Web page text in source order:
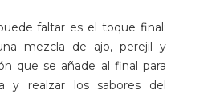
faltar es el toque final:
mezcla de ajo, perejil y
que se añade al final para
y realzar los sabores del